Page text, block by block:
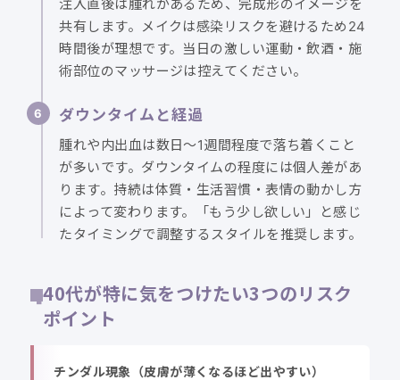
注入直後は腫れがあるため、完成形のイメージを
共有します。メイクは感染リスクを避けるため24
時間後が理想です。当日の激しい運動・飲酒・施
術部位のマッサージは控えてください。
ダウンタイムと経過
腫れや内出血は数日〜1週間程度で落ち着くこと
が多いです。ダウンタイムの程度には個人差があ
ります。持続は体質・生活習慣・表情の動かし方
によって変わります。「もう少し欲しい」と感じ
たタイミングで調整するスタイルを推奨します。
40代が特に気をつけたい3つのリスク
ポイント
チンダル現象（皮膚が薄くなるほど出やすい）